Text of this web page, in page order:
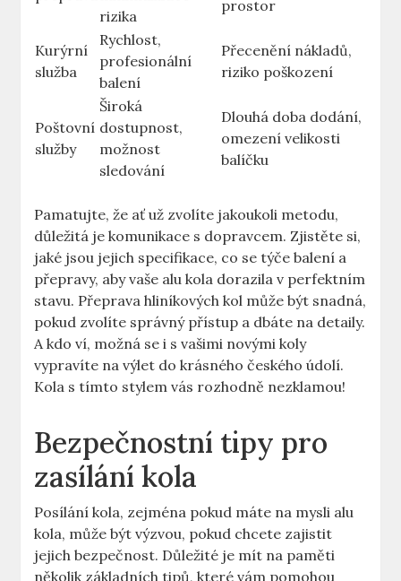
rizika
prostor
Kurýrní
služba
Rychlost,
profesionální
balení
Přecenění nákladů,
riziko poškození
Poštovní
služby
Široká
dostupnost,
možnost
sledování
Dlouhá doba dodání,
omezení velikosti
balíčku
Pamatujte, že ať už zvolíte jakoukoli metodu,
důležitá je komunikace s dopravcem. Zjistěte si,
jaké jsou jejich specifikace, co se týče balení a
přepravy, aby vaše alu kola dorazila v perfektním
stavu. Přeprava hliníkových kol může být snadná,
pokud zvolíte správný přístup a dbáte na detaily.
A kdo ví, možná se i s vašimi novými koly
vypravíte na výlet do krásného českého údolí.
Kola s tímto stylem vás rozhodně nezklamou!
Bezpečnostní tipy pro
zasílání kola
Posílání kola, zejména pokud máte na mysli alu
kola, může být výzvou, pokud chcete zajistit
jejich bezpečnost. Důležité je mít na paměti
několik základních tipů, které vám pomohou